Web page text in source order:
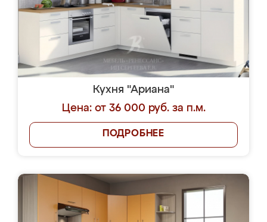
Кухня "Ариана"
Цена: от 36 000 руб. за п.м.
ПОДРОБНЕЕ